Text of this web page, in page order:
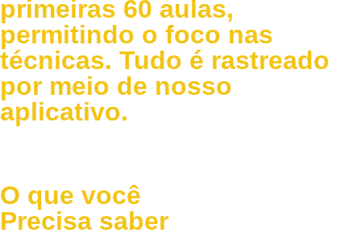
primeiras 60 aulas,
permitindo o foco nas
técnicas. Tudo é rastreado
por meio de nosso
aplicativo.
O que você
Precisa saber